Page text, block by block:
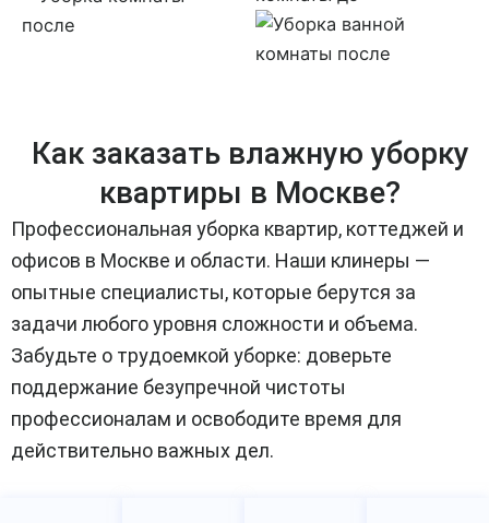
Как заказать влажную уборку
квартиры в Москве?
Профессиональная уборка квартир, коттеджей и
офисов в Москве и области. Наши клинеры —
опытные специалисты, которые берутся за
задачи любого уровня сложности и объема.
Забудьте о трудоемкой уборке: доверьте
поддержание безупречной чистоты
профессионалам и освободите время для
действительно важных дел.